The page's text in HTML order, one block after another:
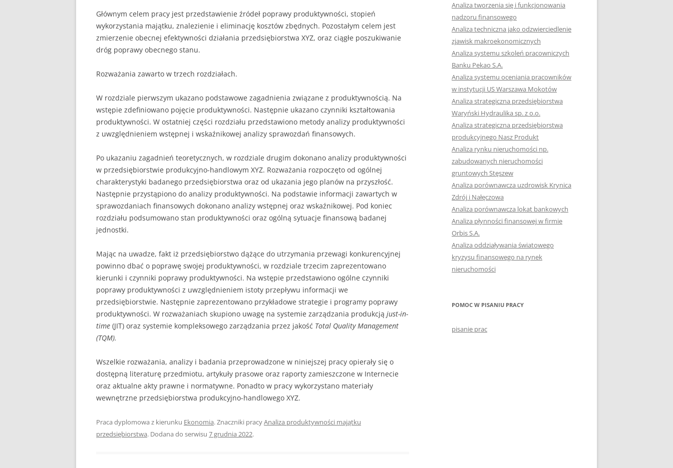
TURYSTYKA I REKREACJA
UBEZPIECZENIA
KSIĄŻKI, KTÓRE POMOGĄ CI
NAPISAĆ PRACĘ DYPLOMOWĄ
JAK PRZYGOTOWAĆ SIĘ DO
USTNEGO EGZAMINU
DYPLOMOWEGO?
HIPOTEZY W PRACACH
DYPLOMOWYCH
JAK PRZYGOTOWAĆ SIĘ DO
OBRONY PRACY DYPLOMOWEJ
Głównym celem pracy jest przedstawienie źródeł poprawy produktywności, stopień
wykorzystania majątku, znalezienie i eliminację kosztów zbędnych. Pozostałym celem jest
zmierzenie obecnej efektywności działania przedsiębiorstwa XYZ, oraz ciągłe poszukiwanie
dróg poprawy obecnego stanu.
Rozważania zawarto w trzech rozdziałach.
W rozdziale pierwszym ukazano podstawowe zagadnienia związane z produktywnością. Na
wstępie zdefiniowano pojęcie produktywności. Następnie ukazano czynniki kształtowania
produktywności. W ostatniej części rozdziału przedstawiono metody analizy produktywności
z uwzględnieniem wstępnej i wskaźnikowej analizy sprawozdań finansowych.
Po ukazaniu zagadnień teoretycznych, w rozdziale drugim dokonano analizy produktywności
w przedsiębiorstwie produkcyjno-handlowym XYZ. Rozważania rozpoczęto od ogólnej
charakterystyki badanego przedsiębiorstwa oraz od ukazania jego planów na przyszłość.
Następnie przystąpiono do analizy produktywności. Na podstawie informacji zawartych w
sprawozdaniach finansowych dokonano analizy wstępnej oraz wskaźnikowej. Pod koniec
rozdziału podsumowano stan produktywności oraz ogólną sytuacje finansową badanej
jednostki.
Mając na uwadze, fakt iż przedsiębiorstwo dążące do utrzymania przewagi konkurencyjnej
powinno dbać o poprawę swojej produktywności, w rozdziale trzecim zaprezentowano
kierunki i czynniki poprawy produktywności. Na wstępie przedstawiono ogólne czynniki
poprawy produktywności z uwzględnieniem istoty przepływu informacji we
przedsiębiorstwie. Następnie zaprezentowano przykładowe strategie i programy poprawy
produktywności. W rozważaniach skupiono uwagę na systemie zarządzania produkcją just-in-
time (JIT) oraz systemie kompleksowego zarządzania przez jakość Total Quality Management
(TQM).
Wszelkie rozważania, analizy i badania przeprowadzone w niniejszej pracy opierały się o
dostępną literaturę przedmiotu, artykuły prasowe oraz raporty zamieszczone w Internecie
oraz aktualne akty prawne i normatywne. Ponadto w pracy wykorzystano materiały
wewnętrzne przedsiębiorstwa produkcyjno-handlowego XYZ.
Praca dyplomowa z kierunku Ekonomia. Znaczniki pracyAnaliza produktywności majątku
przedsiębiorstwa. Dodana do serwisu 7 grudnia 2022.
Analiza tworzenia się i funkcjonowania
nadzoru finansowego
Analiza techniczna jako odzwierciedlenie
zjawisk makroekonomicznych
Analiza systemu szkoleń pracowniczych
Banku Pekao S.A.
Analiza systemu oceniania pracowników
w instytucji US Warszawa Mokotów
Analiza strategiczna przedsiębiorstwa
Waryński Hydraulika sp. z o.o.
Analiza strategiczna przedsiębiorstwa
produkcyjnego Nasz Produkt
Analiza rynku nieruchomości np.
zabudowanych nieruchomości
gruntowych Stęszew
Analiza porównawcza uzdrowisk Krynica
Zdrój i Nałęczowa
Analiza porównawcza lokat bankowych
Analiza płynności finansowej w firmie
Orbis S.A.
Analiza oddziaływania światowego
kryzysu finansowego na rynek
nieruchomości
POMOC W PISANIU PRACY
pisanie prac